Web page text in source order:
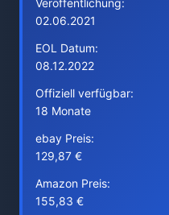
Veröffentlichung:
02.06.2021
EOL Datum:
08.12.2022
Offiziell verfügbar:
18 Monate
ebay Preis:
129,87 €
Amazon Preis:
155,83 €